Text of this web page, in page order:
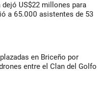
US$22 millones para
a 65.000 asistentes de 53
en Briceño por
entre el Clan del Golfo